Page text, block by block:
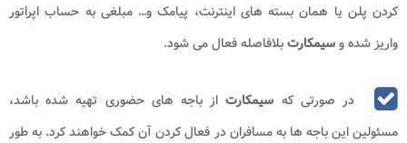
کردن پلن یا همان بسته های اینترنت، پیامک و… مبلغی به حساب اپراتور
واریز شده وسیمکارتبلافاصله فعال می شود.
در صورتی که سیمکارت از باجه های حضوری تهیه شده باشد،
مسئولین این باجه ها به مسافران در فعال کردن آن کمک خواهند کرد. به طور